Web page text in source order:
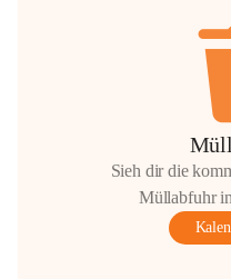
Sieh dir die
Müllabfuhr